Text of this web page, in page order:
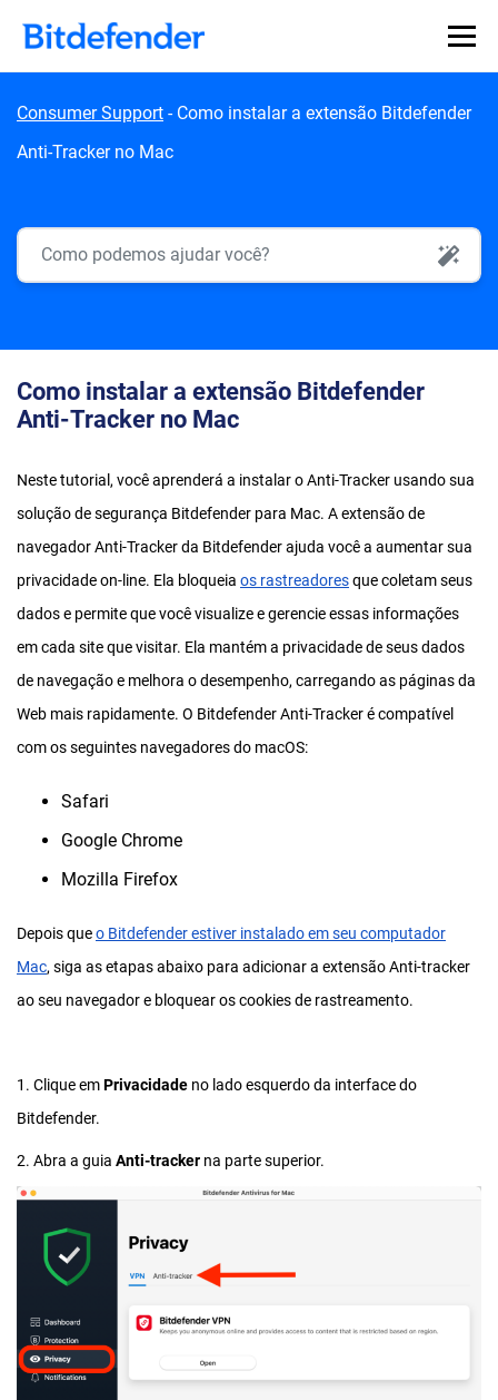
Consumer Support - Como instalar a extensão Bitdefender
Anti-Tracker no Mac
Como instalar a extensão Bitdefender
Anti-Tracker no Mac
Neste tutorial, você aprenderá a instalar o Anti-Tracker usando sua
solução de segurança Bitdefender para Mac. A extensão de
navegador Anti-Tracker da Bitdefender ajuda você a aumentar sua
privacidade on-line. Ela bloqueia os rastreadoresque coletam seus
dados e permite que você visualize e gerencie essas informações
em cada site que visitar. Ela mantém a privacidade de seus dados
de navegação e melhora o desempenho, carregando as páginas da
Web mais rapidamente. O Bitdefender Anti-Tracker é compatível
com os seguintes navegadores do macOS:
Safari
Google Chrome
Mozilla Firefox
Depois queo Bitdefender estiver instalado em seu computador
Mac, siga as etapas abaixo para adicionar a extensão Anti-tracker
ao seu navegador e bloquear os cookies de rastreamento.
1. Clique emPrivacidade no lado esquerdo da interface do
Bitdefender.
2. Abra a guia Anti-tracker na parte superior.